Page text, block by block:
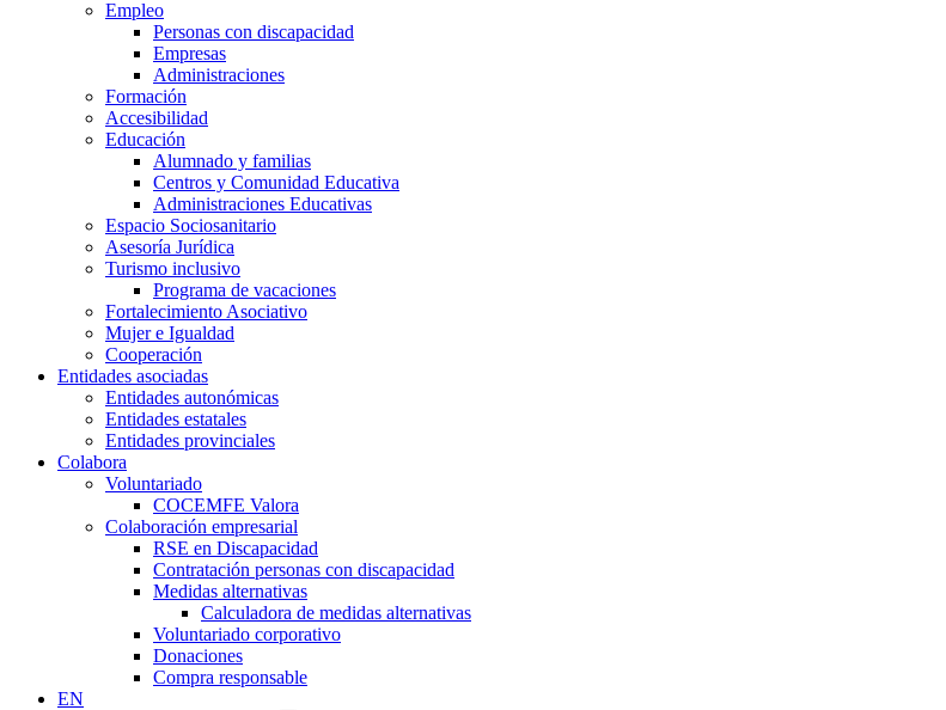
Empleo
Personas con discapacidad
Empresas
Administraciones
Formación
Accesibilidad
Educación
Alumnado y familias
Centros y Comunidad Educativa
Administraciones Educativas
Espacio Sociosanitario
Asesoría Jurídica
Turismo inclusivo
Programa de vacaciones
Fortalecimiento Asociativo
Mujer e Igualdad
Cooperación
Entidades asociadas
Entidades autonómicas
Entidades estatales
Entidades provinciales
Colabora
Voluntariado
COCEMFE Valora
Colaboración empresarial
RSE en Discapacidad
Contratación personas con discapacidad
Medidas alternativas
Calculadora de medidas alternativas
Voluntariado corporativo
Donaciones
Compra responsable
EN